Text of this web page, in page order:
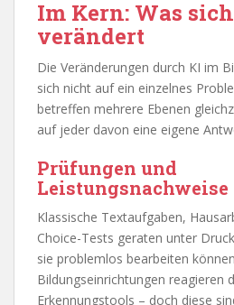
Im Kern: Was
verändert
Die Veränderungen durch KI im
sich nicht auf ein einzelnes
betreffen mehrere Ebenen
auf jeder davon eine eigene
Prüfungen und
Leistungsnachweise
Klassische Textaufgaben,
Choice-Tests geraten unter
sie problemlos bearbeiten
Bildungseinrichtungen reagieren
Erkennungstools – doch diese